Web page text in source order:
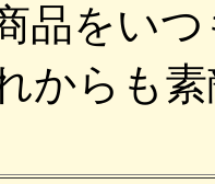
品をい
からも